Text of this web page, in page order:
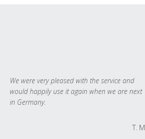
We were very pleased with the service and
would happily use it again when we are next
in Germany.
T. M.